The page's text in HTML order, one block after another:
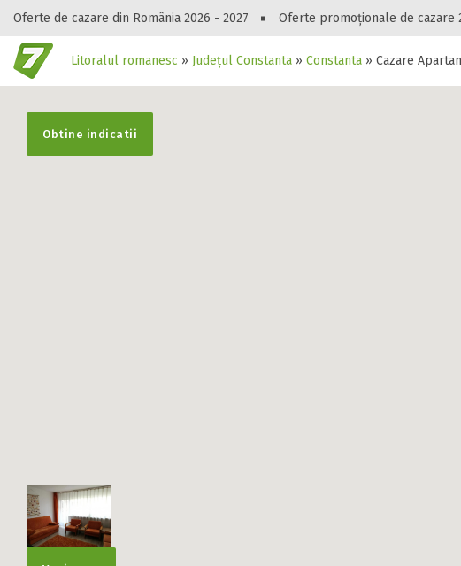
Oferte de cazare din România 2026 - 2027 Oferte promoționale de cazare
Litoralul romanesc » Județul Constanta » Constanta » Cazare
Gasești hoteluri,
Obtine indicatii